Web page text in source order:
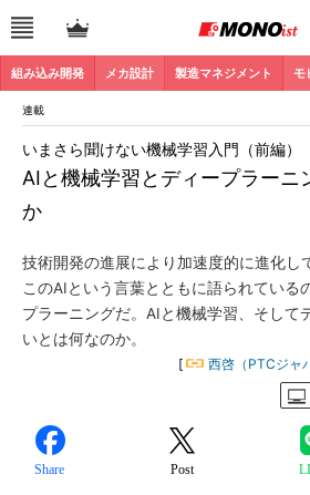
組み込み開発 メカ設計 製造マネジメント モ
連載
AIと機械学習とディープラーニ
か
いまさら聞けない機械学習入門（前編）
技術開発の進展により加速度的に進化し
このAIという言葉とともに語られている
プラーニングだ。AIと機械学習、そして
いとは何なのか。
[ 西啓（PTCジャ
Share Post